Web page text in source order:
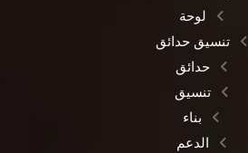
لوحة
تنسيق حدائق
حدائق
تنسيق
بناء
الدعم